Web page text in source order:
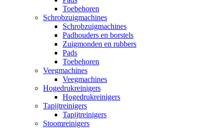
Toebehoren
Schrobzuigmachines
Schrobzuigmachines
Padhouders en borstels
Zuigmonden en rubbers
Pads
Toebehoren
Veegmachines
Veegmachines
Hogedrukreinigers
Hogedrukreinigers
Tapijtreinigers
Tapijtreinigers
Stoomreinigers